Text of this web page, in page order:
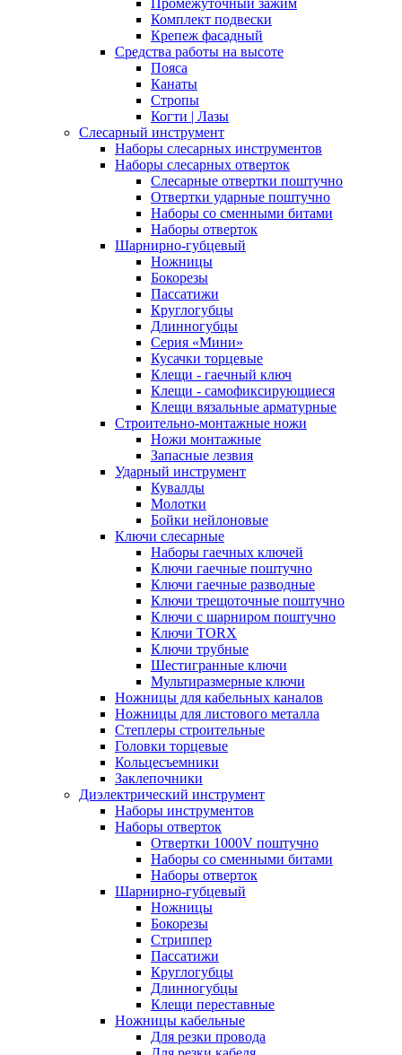
Промежуточный зажим
Комплект подвески
Крепеж фасадный
Средства работы на высоте
Пояса
Канаты
Стропы
Когти | Лазы
Слесарный инструмент
Наборы слесарных инструментов
Наборы слесарных отверток
Слесарные отвертки поштучно
Отвертки ударные поштучно
Наборы со сменными битами
Наборы отверток
Шарнирно-губцевый
Ножницы
Бокорезы
Пассатижи
Круглогубцы
Длинногубцы
Серия «Мини»
Кусачки торцевые
Клещи - гаечный ключ
Клещи - самофиксирующиеся
Клещи вязальные арматурные
Строительно-монтажные ножи
Ножи монтажные
Запасные лезвия
Ударный инструмент
Кувалды
Молотки
Бойки нейлоновые
Ключи слесарные
Наборы гаечных ключей
Ключи гаечные поштучно
Ключи гаечные разводные
Ключи трещоточные поштучно
Ключи с шарниром поштучно
Ключи TORX
Ключи трубные
Шестигранные ключи
Мультиразмерные ключи
Ножницы для кабельных каналов
Ножницы для листового металла
Степлеры строительные
Головки торцевые
Кольцесъемники
Заклепочники
Диэлектрический инструмент
Наборы инструментов
Наборы отверток
Отвертки 1000V поштучно
Наборы со сменными битами
Наборы отверток
Шарнирно-губцевый
Ножницы
Бокорезы
Стриппер
Пассатижи
Круглогубцы
Длинногубцы
Клещи переставные
Ножницы кабельные
Для резки провода